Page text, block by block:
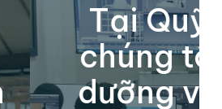
Quỹ HTP,
tôi nuôi
và phát